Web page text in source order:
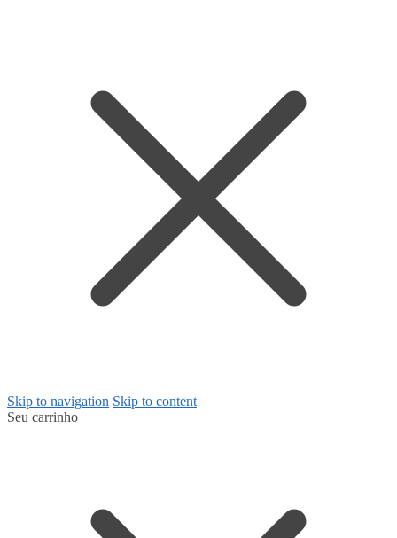
Skip to navigation Skip to content
Seu carrinho